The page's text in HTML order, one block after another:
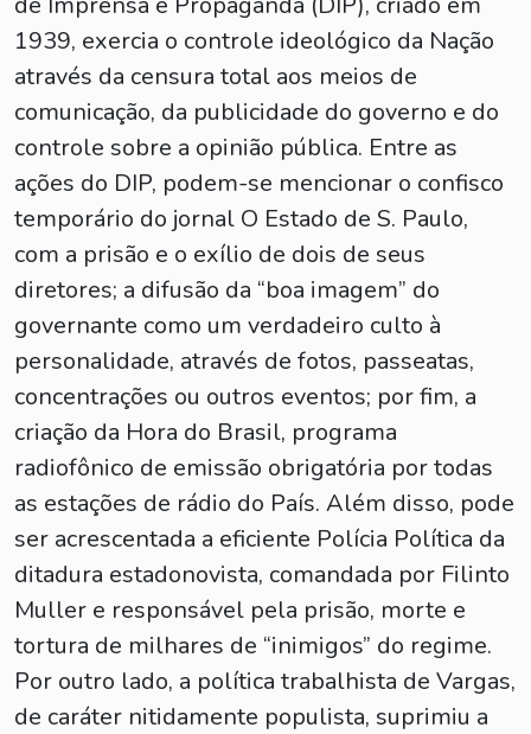
1939, exercia o controle ideológico da Nação
através da censura total aos meios de
comunicação, da publicidade do governo e do
controle sobre a opinião pública. Entre as
ações do DIP, podem-se mencionar o confisco
temporário do jornal O Estado de S. Paulo,
com a prisão e o exílio de dois de seus
diretores; a difusão da “boa imagem” do
governante como um verdadeiro culto à
personalidade, através de fotos, passeatas,
concentrações ou outros eventos; por fim, a
criação da Hora do Brasil, programa
radiofônico de emissão obrigatória por todas
as estações de rádio do País. Além disso, pode
ser acrescentada a eficiente Polícia Política da
ditadura estadonovista, comandada por Filinto
Muller e responsável pela prisão, morte e
tortura de milhares de “inimigos” do regime.
Por outro lado, a política trabalhista de Vargas,
de caráter nitidamente populista, suprimiu a